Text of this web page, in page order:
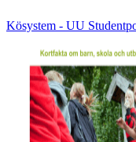
Kösystem - UU